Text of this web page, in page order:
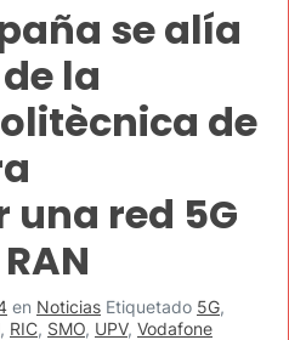
se alía
la
de
red 5G
en Noticias Etiquetado 5G,
, RIC, SMO, UPV, Vodafone